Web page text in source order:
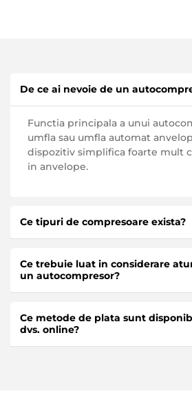
De ce ai nevoie de un
Functia principala a unui
umfla sau umfla automat
dispozitiv simplifica foarte mult
in anvelope.
Ce tipuri de compresoare exista?
compresoare cu piston -
miscarii pistonului si
aer fara probleme.
Ce trebuie luat in considerare
un autocompresor?
acordati o atentie deosebita
Ce metode de plata sunt
dvs. online?